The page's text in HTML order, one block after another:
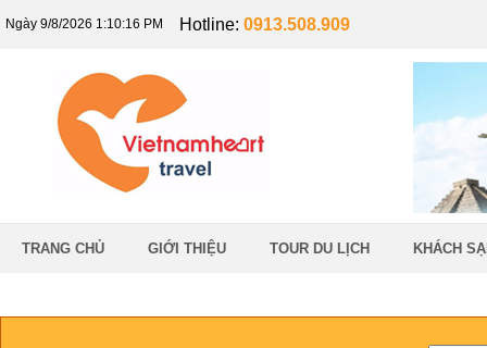
Ngày 9/8/2026 1:10:16 PM Hotline: 0913.508.909
TRANG CHỦ GIỚI THIỆU TOUR DU LỊCH KHÁCH